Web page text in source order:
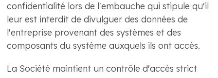
confidentialité lors de l'embauche qui stipule qu'il
leur est interdit de divulguer des données de
l'entreprise provenant des systèmes et des
composants du système auxquels ils ont accès.
La Société maintient un contrôle d'accès strict